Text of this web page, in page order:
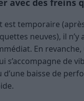
avec des freins
est temporaire
neuves), il
En
s’accompagne de
d’une baisse de